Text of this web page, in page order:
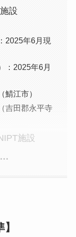
設
2025年6月現
：2025年6月
鯖江市）
吉田郡永平寺
施設